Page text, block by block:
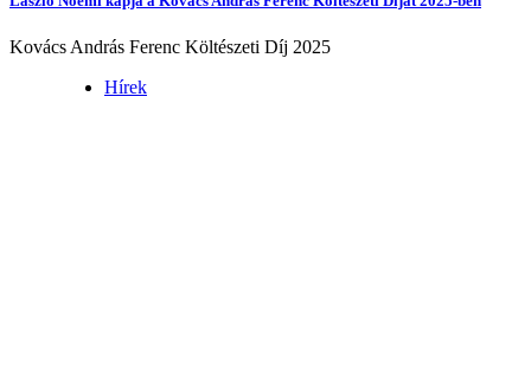
Kovács András Ferenc Költészeti Díj 2025
Hírek